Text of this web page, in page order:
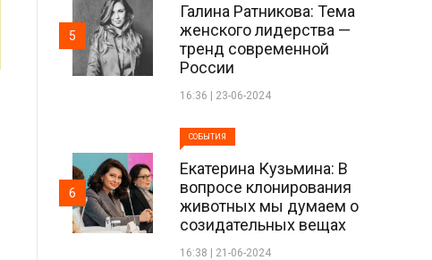
Галина Ратникова: Тема
женского лидерства —
тренд современной
России
16:36 | 23-06-2024
5
СОБЫТИЯ
Екатерина Кузьмина: В
вопросе клонирования
животных мы думаем о
созидательных вещах
16:38 | 21-06-2024
6